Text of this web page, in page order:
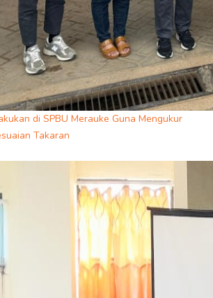
di SPBU Merauke Guna Mengukur
Takaran